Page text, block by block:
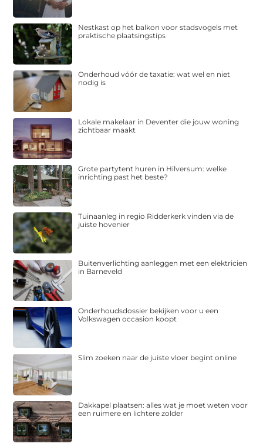
Nestkast op het balkon voor stadsvogels met
praktische plaatsingstips
Onderhoud vóór de taxatie: wat wel en niet
nodig is
Lokale makelaar in Deventer die jouw woning
zichtbaar maakt
Grote partytent huren in Hilversum: welke
inrichting past het beste?
Tuinaanleg in regio Ridderkerk vinden via de
juiste hovenier
Buitenverlichting aanleggen met een elektricien
in Barneveld
Onderhoudsdossier bekijken voor u een
Volkswagen occasion koopt
Slim zoeken naar de juiste vloer begint online
Dakkapel plaatsen: alles wat je moet weten voor
een ruimere en lichtere zolder